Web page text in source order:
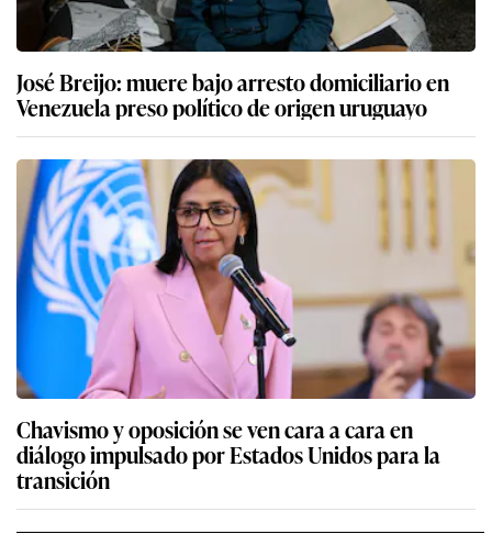
José Breijo: muere bajo arresto domiciliario en
Venezuela preso político de origen uruguayo
Chavismo y oposición se ven cara a cara en
diálogo impulsado por Estados Unidos para la
transición